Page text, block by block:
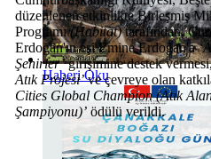
Haberi Oku
düzenlenen etkinlikte Birleşmiş
Programı(Habitat)tarafından,
Erdoğan'ın eşi Emine Erdoğan'a
Şehirler’girişimine destek
Atık Projesi’ve çevreye olan
Cities Global Champion (Atık
Şampiyonu)’ ödülü verildi.